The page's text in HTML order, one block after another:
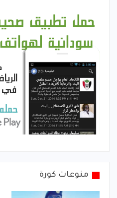
منوعات كورة